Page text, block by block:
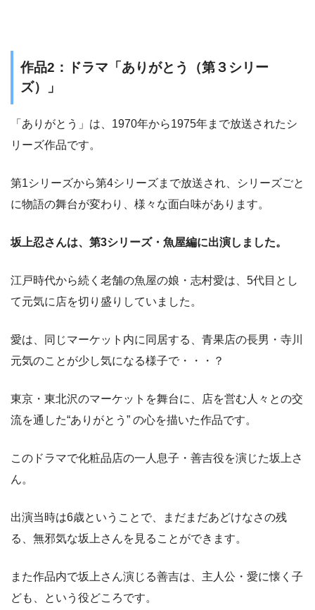
作品2：ドラマ「ありがとう（第３シリー
ズ）」
「ありがとう」は、1970年から1975年まで放送されたシ
リーズ作品です。
第1シリーズから第4シリーズまで放送され、シリーズごと
に物語の舞台が変わり、様々な面白味があります。
坂上忍さんは、第3シリーズ・魚屋編に出演しました。
江戸時代から続く老舗の魚屋の娘・志村愛は、5代目とし
て元気に店を切り盛りしていました。
愛は、同じマーケット内に同居する、青果店の長男・寺川
元気のことが少し気になる様子で・・・？
東京・東北沢のマーケットを舞台に、店を営む人々との交
流を通した“ありがとう” の心を描いた作品です。
このドラマで化粧品店の一人息子・善吉役を演じた坂上さ
ん。
出演当時は6歳ということで、まだまだあどけなさの残
る、無邪気な坂上さんを見ることができます。
また作品内で坂上さん演じる善吉は、主人公・愛に懐く子
ども、という役どころです。